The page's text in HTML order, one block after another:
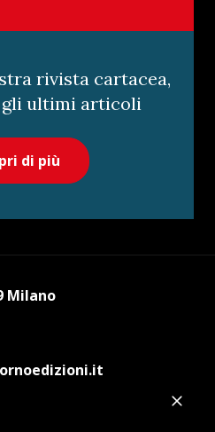
rivista cartacea,
ultimi articoli
di più
Milano